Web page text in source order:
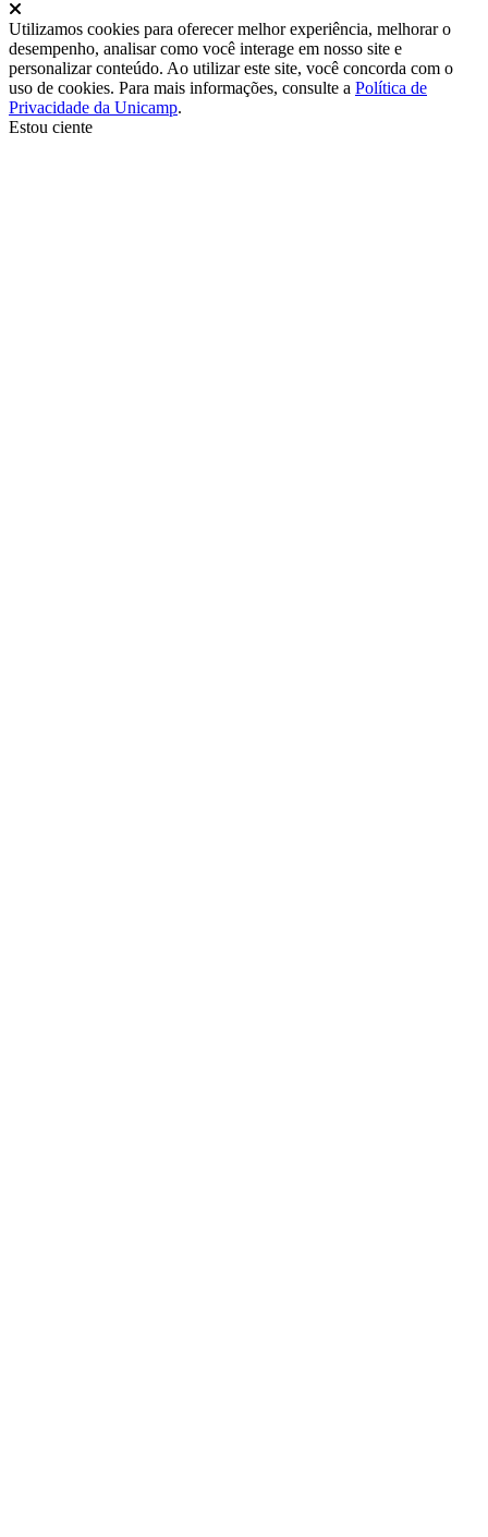
Utilizamos cookies para oferecer melhor experiência, melhorar o
desempenho, analisar como você interage em nosso site e
personalizar conteúdo. Ao utilizar este site, você concorda com o
uso de cookies. Para mais informações, consulte a Política de
Privacidade da Unicamp.
Estou ciente